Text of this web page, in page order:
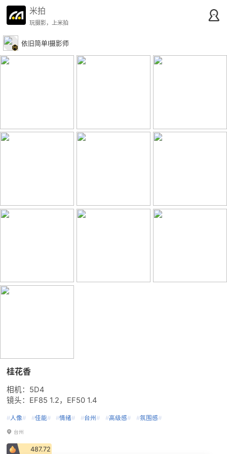
米拍
玩摄影，上米拍
依旧简单Ι摄影师
桂花香
相机：5D4
镜头：EF85 1.2，EF50 1.4
#人像# #佳能# #情绪# #台州 # #高级感# #氛围感#
台州
487.72